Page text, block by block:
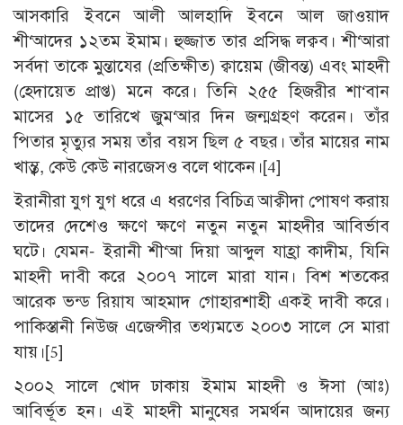
আসকারি ইবনে আলী আলহাদি ইবনে আল জাওয়াদ
শী‘আদের ১২তম ইমাম। হুজ্জাত তার প্রসিদ্ধ লক্বব। শী‘আরা
সর্বদা তাকে মুন্তাযের (প্রতিক্ষীত) ক্বায়েম (জীবন্ত) এবং মাহদী
(হেদায়েত প্রাপ্ত) মনে করে। তিনি ২৫৫ হিজরীর শা‘বান
মাসের ১৫ তারিখে জুম‘আর দিন জন্মগ্রহণ করেন। তাঁর
পিতার মৃত্যুর সময় তাঁর বয়স ছিল ৫ বছর। তাঁর মায়ের নাম
খাম্ত্ব, কেউ কেউ নারজেসও বলে থাকেন।[4]
ইরানীরা যুগ যুগ ধরে এ ধরণের বিচিত্র আক্বীদা পোষণ করায়
তাদের দেশেও ক্ষণে ক্ষণে নতুন নতুন মাহদীর আবির্ভাব
ঘটে। যেমন- ইরানী শী‘আ দিয়া আব্দুল যাহ্রা কাদীম, যিনি
মাহদী দাবী করে ২০০৭ সালে মারা যান। বিশ শতকের
আরেক ভন্ড রিয়ায আহমাদ গোহারশাহী একই দাবী করে।
পাকিস্তানী নিউজ এজেন্সীর তথ্যমতে ২০০৩ সালে সে মারা
যায়।[5]
২০০২ সালে খোদ ঢাকায় ইমাম মাহদী ও ঈসা (আঃ)
আবির্ভূত হন। এই মাহদী মানুষের সমর্থন আদায়ের জন্য